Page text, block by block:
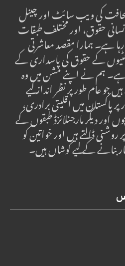
کی ویب سائٹ اور چینل
حقوق، اور مختلف طبقات
ہے۔ ہمارا مقصد معاشرتی
کے حقوق کی پاسداری کے
ہے۔ ہم نے اپنے مشن میں وہ
عام طور پر نظر انداز کیے
میں اقلیتی برادری،
اور دیگر مارجنلائزڈ طبقوں کے
ڈالتے ہیں اور خواتین کو
بنانے کے لیے کوشاں ہیں۔